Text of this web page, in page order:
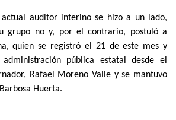
auditor interino se hizo a un lado,
grupo no y, por el contrario, postuló a
quien se registró el 21 de este mes y
pública estatal desde el
Rafael Moreno Valle y se mantuvo
Huerta.